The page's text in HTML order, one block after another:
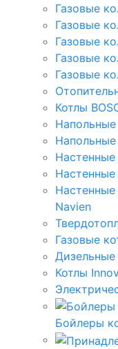
Газовые
Газовые
Газовые
Газовые
Газовые
Котлы
Настенные
Настенные
Настенные
Navien
Газовые
Дизельные
Котлы
Бойлеры